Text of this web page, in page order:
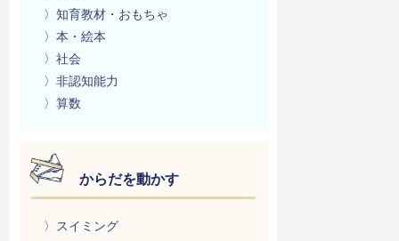
〉知育教材・おもちゃ
〉本・絵本
〉社会
〉非認知能力
〉算数
からだを動かす
〉スイミング